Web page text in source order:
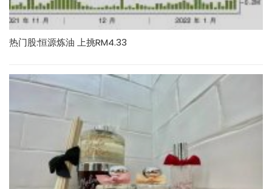
热门股:恒源炼油 上挑RM4.33